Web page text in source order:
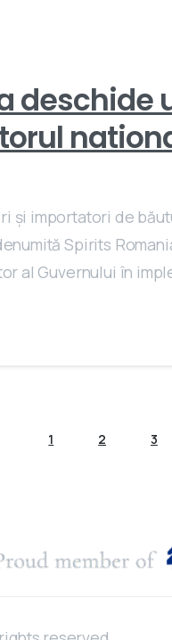
deschide
şi importatori de
Spirits
al Guvernului în
1 2 3